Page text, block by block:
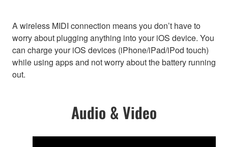
A wireless MIDI connection means you don’t have to
worry about plugging anything into your iOS device. You
can charge your iOS devices (iPhone/iPad/iPod touch)
while using apps and not worry about the battery running
out.
Audio & Video